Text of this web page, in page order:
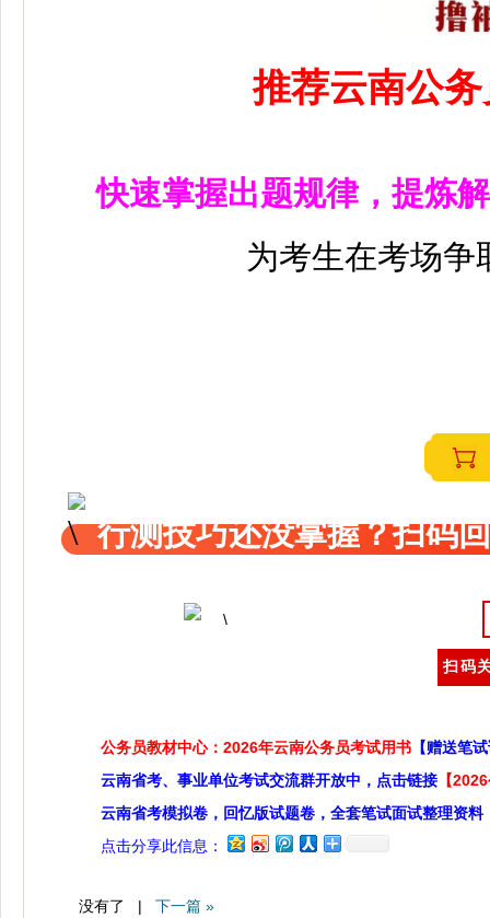
推荐云南公
快速掌握出题规律，提炼
为考生在考场争
行测技巧还没掌握？扫码
扫码
公务员教材中心：2026年云南公务员考试用书 【赠送笔
云南省考、事业单位考试交流群开放中，点击链接 【
云南省考模拟卷，回忆版试题卷，全套笔试面试整理资料
点击分享此信息：
没有了 | 下一篇 »